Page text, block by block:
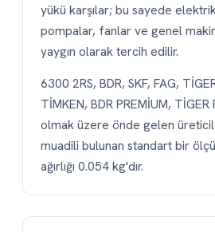
yükü karşılar; bu sayede
pompalar, fanlar ve genel
yaygın olarak tercih edilir.
6300 2RS, BDR, SKF, FAG,
TİMKEN, BDR PREMİUM, TİGER
olmak üzere önde gelen
muadili bulunan standart bir
ağırlığı 0.054 kg'dır.